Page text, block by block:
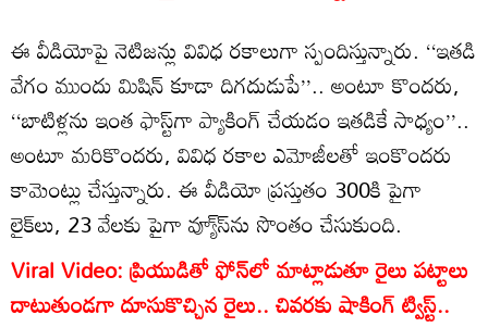
ఈ వీడియోపై నెటిజన్లు వివిధ రకాలుగా స్పందిస్తున్నారు. ‘‘ఇతడి
వేగం ముందు మిషిన్ కూడా దిగదుడుపే’’.. అంటూ కొందరు,
‘‘బాటిళ్లను ఇంత ఫాస్ట్‌గా ప్యాకింగ్ చేయడం ఇతడికే సాధ్యం’’..
అంటూ మరికొందరు, వివిధ రకాల ఎమోజీలతో ఇంకొందరు
కామెంట్లు చేస్తున్నారు. ఈ వీడియో ప్రస్తుతం 300కి పైగా
లైక్‌లు, 23 వేలకు పైగా వ్యూ్స్‌ను సొంతం చేసుకుంది.
Viral Video: ప్రియుడితో ఫోన్‌లో మాట్లాడుతూ రైలు పట్టాలు
దాటుతుండగా దూసుకొచ్చిన రైలు.. చివరకు షాకింగ్ ట్విస్ట్..